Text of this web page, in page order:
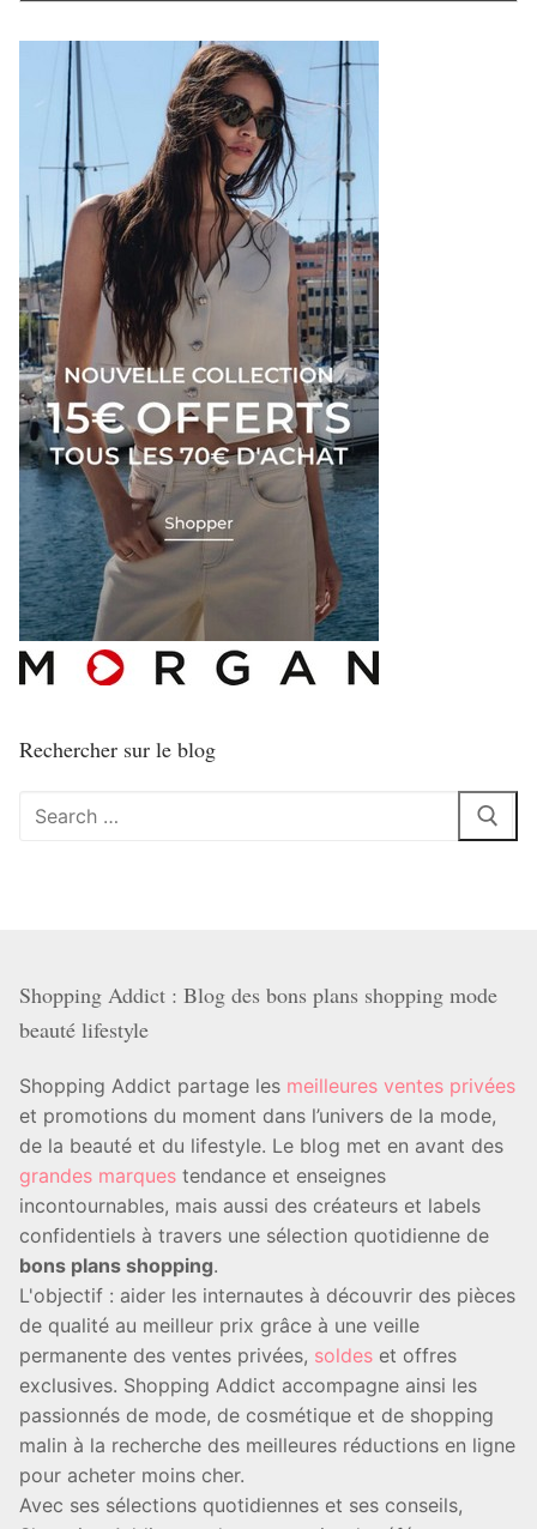
Rechercher sur le blog
Rechercher
Shopping Addict : Blog des bons plans shopping mode
beauté lifestyle
Shopping Addict partage les meilleures ventes privées
et promotions du moment dans l’univers de la mode,
de la beauté et du lifestyle. Le blog met en avant des
grandes marques tendance et enseignes
incontournables, mais aussi des créateurs et labels
confidentiels à travers une sélection quotidienne de
bons plans shopping.
L'objectif : aider les internautes à découvrir des pièces
de qualité au meilleur prix grâce à une veille
permanente des ventes privées, soldes et offres
exclusives. Shopping Addict accompagne ainsi les
passionnés de mode, de cosmétique et de shopping
malin à la recherche des meilleures réductions en ligne
pour acheter moins cher.
Avec ses sélections quotidiennes et ses conseils,